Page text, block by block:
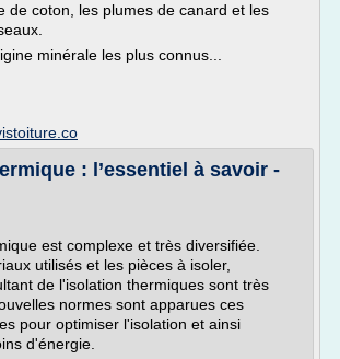
de coton, les plumes de canard et les
minérale les plus connus...
: l’essentiel à savoir -
est complexe et très diversifiée.
utilisés et les pièces à isoler,
de l'isolation thermiques sont très
normes sont apparues ces
pour optimiser l'isolation et ainsi
d'énergie.